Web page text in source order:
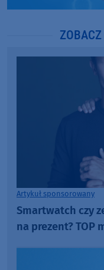
Artykuł sponsorowany
Smartwatch czy
na prezent? TOP